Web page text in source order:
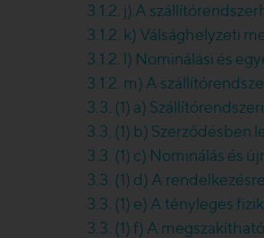
3.1.2. j) A
3.1.2. k) Válsághelyzeti
3.1.2. l) Nominálási és
3.1.2. m) A
3.3. (1) a)
3.3. (1) b)
3.3. (1) c) Nominálás és
3.3. (1) d) A
3.3. (1) e) A tényleges
3.3. (1) f) A